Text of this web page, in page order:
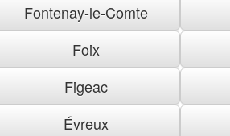
Fontenay-le-Comte
Foix
Figeac
Évreux